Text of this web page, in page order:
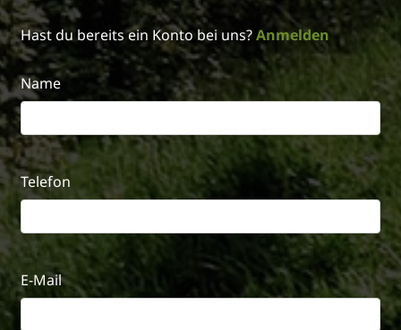
Hast du bereits ein Konto bei uns?Anmelden
Name
Telefon
E-Mail